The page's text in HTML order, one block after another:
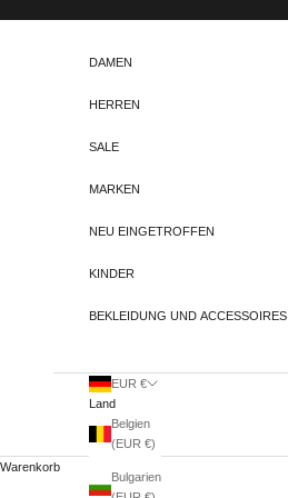
DAMEN
HERREN
SALE
MARKEN
NEU EINGETROFFEN
KINDER
BEKLEIDUNG UND ACCESSOIRES
EUR €
Land
Belgien
(EUR €)
Bulgarien
Warenkorb